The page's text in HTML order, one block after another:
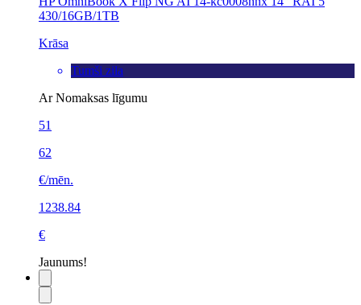
430/16GB/1TB
Krāsa
Tumši zila
Ar Nomaksas līgumu
51
62
€/mēn.
1238.84
€
Jaunums!